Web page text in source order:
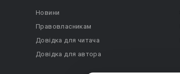
Новини
Правовласникам
Довідка для читача
Довідка для автора